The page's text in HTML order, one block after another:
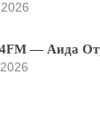
— Аида